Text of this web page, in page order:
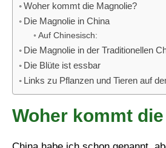
Woher kommt die Magnolie?
Die Magnolie in China
Auf Chinesisch:
Die Magnolie in der Traditionellen
Die Blüte ist essbar
Links zu Pflanzen und Tieren auf
Woher kommt